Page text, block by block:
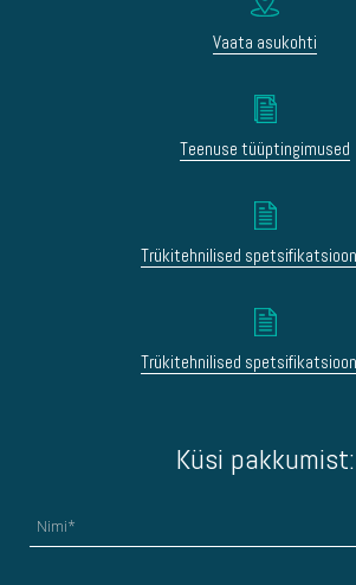
Vaata asukohti
Teenuse tüüptingimused
Trükitehnilised
Trükitehnilised
Küsi pakkumist: